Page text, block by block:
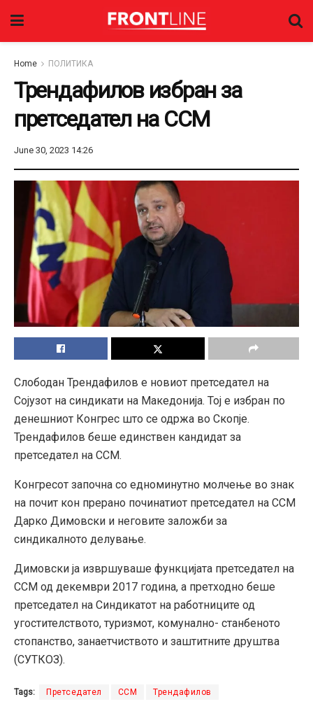
Home ПОЛИТИКА
Трендафилов избран за
претседател на ССМ
June 30, 2023 14:26
Слободан Трендафилов е новиот претседател на
Сојузот на синдикати на Македонија. Тој е избран по
денешниот Конгрес што се одржа во Скопје.
Трендафилов беше единствен кандидат за
претседател на ССМ.
Конгресот започна со едноминутно молчење во знак
на почит кон прерано починатиот претседател на ССМ
Дарко Димовски и неговите заложби за
синдикалното делување.
Димовски ја извршуваше функцијата претседател на
ССМ од декември 2017 година, а претходно беше
претседател на Синдикатот на работниците од
угостителството, туризмот, комунално- станбеното
стопанство, занаетчиството и заштитните друштва
(СУТКОЗ).
Tags: Претседател ССМ Трендафилов